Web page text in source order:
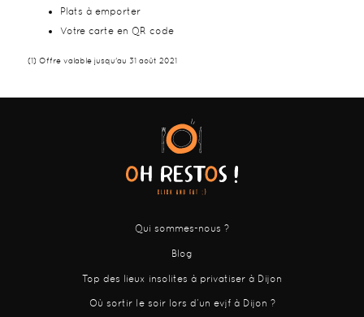
Plats à emporter
Votre carte en QR code
(1) Offre valable jusqu'au 31 août 2021
Qui sommes-nous ?
Blog
Top des lieux insolites à privatiser à Dijon
Où sortir le soir lors d’un evjf à Dijon ?